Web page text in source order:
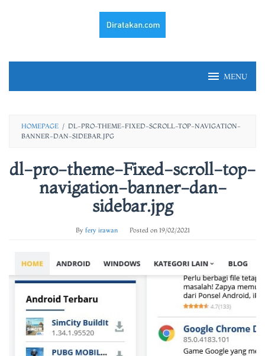
MENU
HOMEPAGE / DL-PRO-THEME-FIXED-SCROLL-TOP-NAVIGATION-
BANNER-DAN-SIDEBAR.JPG
dl-pro-theme-Fixed-scroll-top-
navigation-banner-dan-
sidebar.jpg
By fery irawan Posted on 19/02/2021